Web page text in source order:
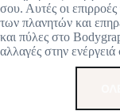
σου. Αυτές οι επιρροές
των πλανητών και
και πύλες στο
αλλαγές στην ενέργειά